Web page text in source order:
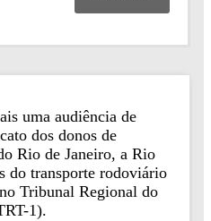
uma audiência de
dos donos de
Rio de Janeiro, a Rio
do transporte rodoviário
Tribunal Regional do
1).